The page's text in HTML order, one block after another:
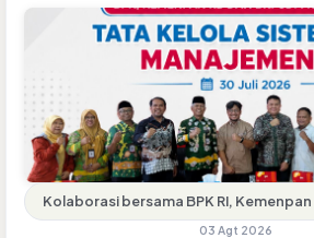
Kolaborasi bersama BPK RI, Kemenpan
03 Agt 2026